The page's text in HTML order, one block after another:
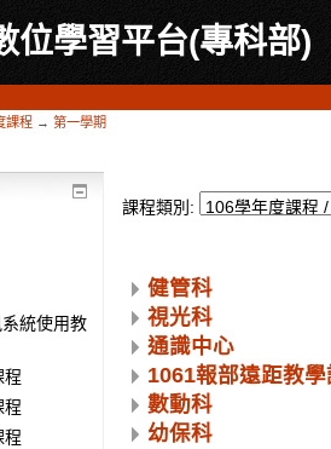
位學習平台(專科部)
課程 → 第一學期
課程類別:
健管科
視光科
通識中心
1061報部遠距教
數動科
幼保科
統使用教
程
程
程